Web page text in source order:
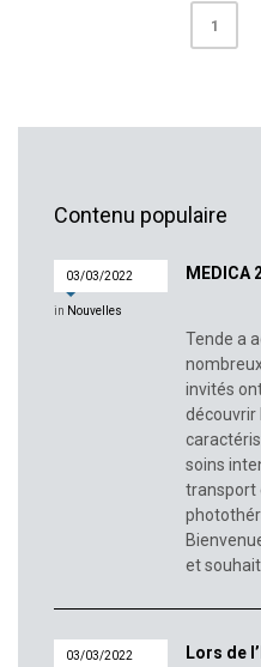
1
Contenu populaire
03/03/2022
in Nouvelles
MEDICA
Tende a
invités
découvrir
soins
transport
et
03/03/2022
Lors de